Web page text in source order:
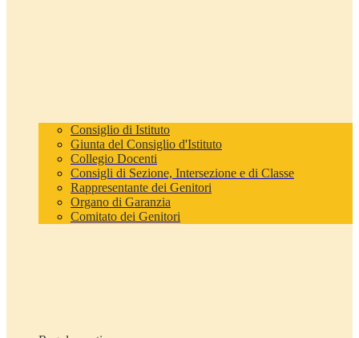
Consiglio di Istituto
Giunta del Consiglio d'Istituto
Collegio Docenti
Consigli di Sezione, Intersezione e di Classe
Rappresentante dei Genitori
Organo di Garanzia
Comitato dei Genitori